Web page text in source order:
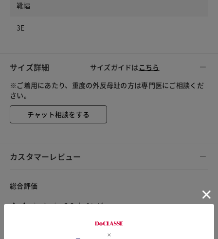
靴幅
3E
サイズ詳細 サイズガイドは こちら
※ご着用にあたり、重度の外反母趾の方は専門医にご相談くだ
さい。
チャット相談をする
カスタマーレビュー
総合評価
2.0 1レビュー